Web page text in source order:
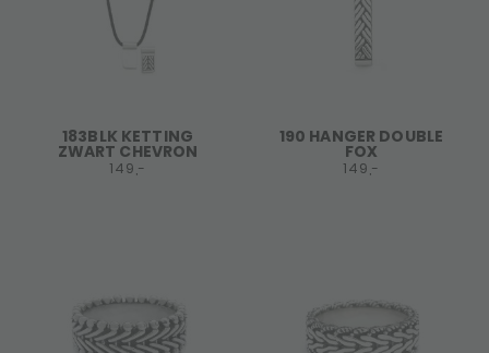
183BLK KETTING
ZWART CHEVRON
149,-
190 HANGER DOUBLE
FOX
149,-